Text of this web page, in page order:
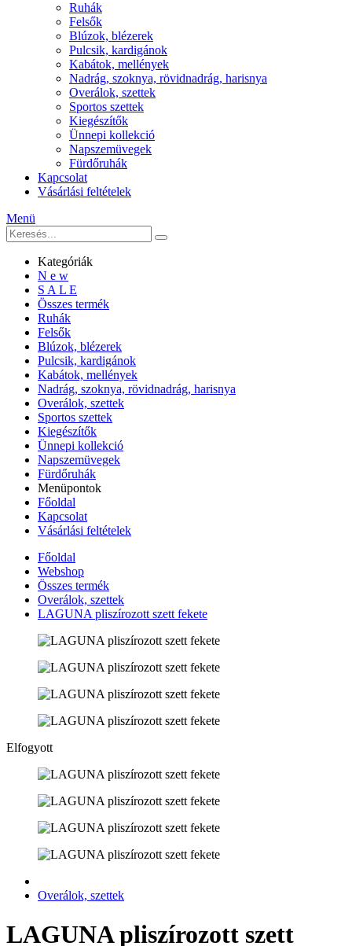
Ruhák
Felsők
Blúzok, blézerek
Pulcsik, kardigánok
Kabátok, mellények
Nadrág, szoknya, rövidnadrág, harisnya
Overálok, szettek
Sportos szettek
Kiegészítők
Ünnepi kollekció
Napszemüvegek
Fürdőruhák
Kapcsolat
Vásárlási feltételek
Menü
Kategóriák
N e w
S A L E
Összes termék
Ruhák
Felsők
Blúzok, blézerek
Pulcsik, kardigánok
Kabátok, mellények
Nadrág, szoknya, rövidnadrág, harisnya
Overálok, szettek
Sportos szettek
Kiegészítők
Ünnepi kollekció
Napszemüvegek
Fürdőruhák
Menüpontok
Főoldal
Kapcsolat
Vásárlási feltételek
Főoldal
Webshop
Összes termék
Overálok, szettek
LAGUNA pliszírozott szett fekete
Elfogyott
Overálok, szettek
LAGUNA pliszírozott szett